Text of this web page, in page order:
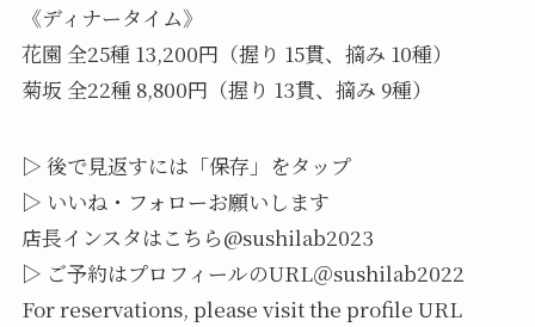
《ディナータイム》
花園 全25種 13,200円（握り 15貫、摘み 10種）
菊坂 全22種 8,800円（握り 13貫、摘み 9種）
▷ 後で見返すには「保存」をタップ
▷ いいね・フォローお願いします
店長インスタはこちら@sushilab2023
▷ ご予約はプロフィールのURL＠sushilab2022
For reservations, please visit the profile URL